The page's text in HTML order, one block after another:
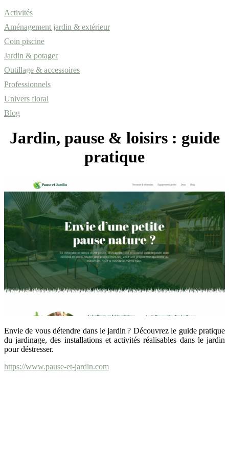
Activités
Aménagement jardin & extérieur
Coin piscine
Jardin & potager
Outillage & accessoires
Professionnels
Univers floral
Blog
Jardin, pause & loisirs : guide
pratique
Envie de vous détendre dans le jardin ? Découvrez le guide pratique
du jardinage, des installations et activités réalisables dans le jardin
pour déstresser.
https://www.pause-et-jardin.com